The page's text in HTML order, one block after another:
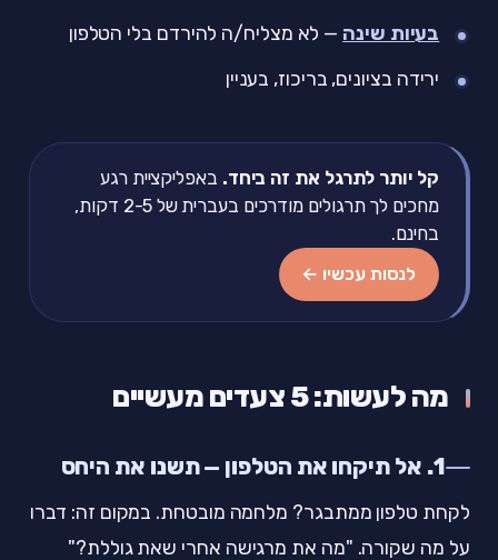
בעיות שינה — לא מצליח/ה להירדם בלי הטלפון
ירידה בציונים, בריכוז, בעניין
קל יותר לתרגל את זה ביחד. באפליקציית רגע
מחכים לך תרגולים מודרכים בעברית של 2-5 דקות,
בחינם.
לנסות עכשיו ←
מה לעשות: 5 צעדים מעשיים
1. אל תיקחו את הטלפון — תשנו את היחס
לקחת טלפון ממתבגר? מלחמה מובטחת. במקום זה: דברו
על מה שקורה. "מה את מרגישה אחרי שאת גוללת?"